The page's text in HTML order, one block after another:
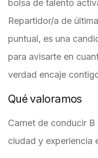
bolsa de talento
Repartidor/a de
puntual, es una
para avisarte en
verdad encaje
Qué valoramos
Carnet de conducir
ciudad y experiencia